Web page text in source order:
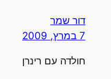
דור שמר
7 במרץ, 2009
חולדה עם רינרן